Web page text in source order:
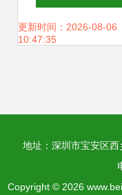
克力展架新标杆
更新时间：2026-08-06
10:47:35
地址：深圳市宝安区
Copyright © 2026